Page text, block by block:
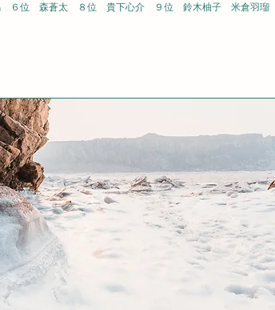
６位 森蒼太 ８位 貴下心介 ９位 鈴木柚子 米倉羽瑠